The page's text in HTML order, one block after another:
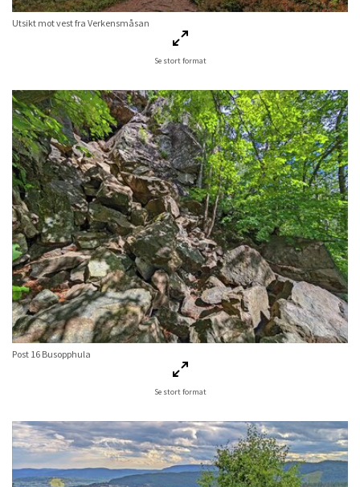
Utsikt mot vest fra Verkensmåsan
Se stort format
Post 16 Busopphula
Se stort format